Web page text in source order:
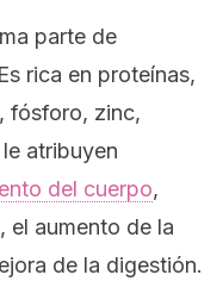
parte de
rica en proteínas,
fósforo, zinc,
atribuyen
del cuerpo,
el aumento de la
de la digestión.